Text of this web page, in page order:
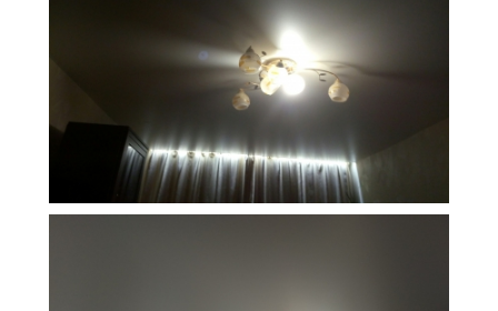
Площадь 16 м2 Стоимость 9 200 руб.